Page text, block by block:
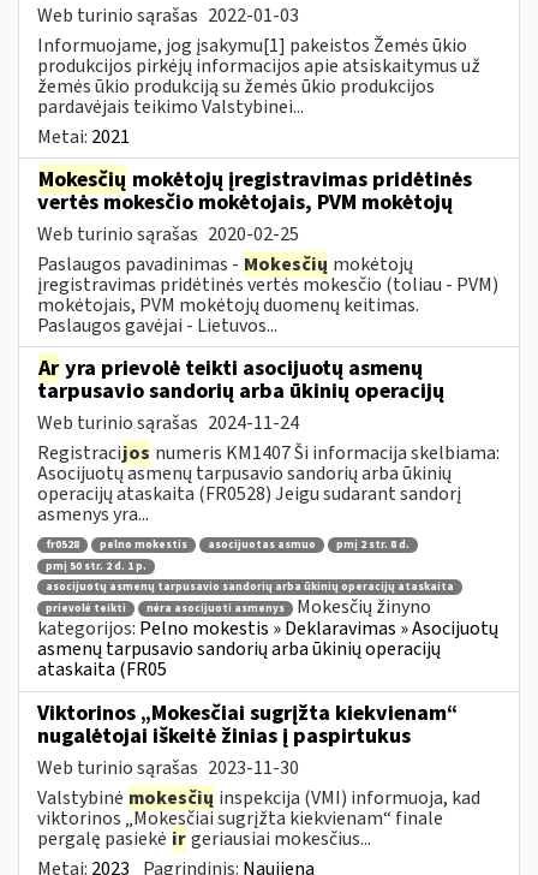
Web turinio sąrašas 2022-01-03
Informuojame, jog įsakymu[1] pakeistos Žemės ūkio
produkcijos pirkėjų informacijos apie atsiskaitymus už
žemės ūkio produkciją su žemės ūkio produkcijos
pardavėjais teikimo Valstybinei...
Metai: 2021
Mokesčių mokėtojų įregistravimas pridėtinės
vertės mokesčio mokėtojais, PVM mokėtojų
Web turinio sąrašas 2020-02-25
Paslaugos pavadinimas - Mokesčių mokėtojų
įregistravimas pridėtinės vertės mokesčio (toliau - PVM)
mokėtojais, PVM mokėtojų duomenų keitimas.
Paslaugos gavėjai - Lietuvos...
Ar yra prievolė teikti asocijuotų asmenų
tarpusavio sandorių arba ūkinių operacijų
Web turinio sąrašas 2024-11-24
Registracijos numeris KM1407 Ši informacija skelbiama:
Asocijuotų asmenų tarpusavio sandorių arba ūkinių
operacijų ataskaita (FR0528) Jeigu sudarant sandorį
asmenys yra...
fr0528 pelno mokestis asocijuotas asmuo
pmį 2 str. 8 d.
pmį 50 str. 2 d. 1 p.
asocijuotų asmenų tarpusavio sandorių arba ūkinių operacijų ataskaita
prievolė teikti
nėra asocijuoti asmenys
Mokesčių žinyno
kategorijos: Pelno mokestis » Deklaravimas » Asocijuotų
asmenų tarpusavio sandorių arba ūkinių operacijų
ataskaita (FR05
Viktorinos „Mokesčiai sugrįžta kiekvienam“
nugalėtojai iškeitė žinias į paspirtukus
Web turinio sąrašas 2023-11-30
Valstybinė mokesčių inspekcija (VMI) informuoja, kad
viktorinos „Mokesčiai sugrįžta kiekvienam“ finale
pergalę pasiekė irgeriausiai mokesčius...
Metai: 2023 Pagrindinis: Naujiena